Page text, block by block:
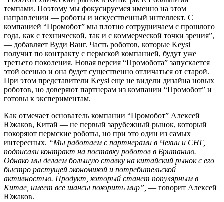
темпами. Поэтому мы фокусируемся именно на этом
направлении — роботы и искусственный интеллект. С
компанией “Промобот” мы плотно сотрудничаем с прошлого
года, как с технической, так и с коммерческой точки зрения”,
— добавляет Вуди Ванг. Часть роботов, которые Keysi
получит по контракту с пермской компанией, будут уже
третьего поколения. Новая версия “Промобота” запускается
этой осенью и она будет существенно отличаться от старой.
При этом представители Keysi еще не видели дизайна новых
роботов, но доверяют партнерам из компании “Промобот” и
готовы к экспериментам.
Как отмечает основатель компании “Промобот” Алексей
Южаков, Китай — не первый зарубежный рынок, который
покоряют пермские роботы, но при это один из самых
интересных. “Мы работаем с партнерами в Чехии и СНГ,
подписали контракт на поставку роботов в Британию.
Однако мы делаем большую ставку на китайский рынок с его
быстро растущей экономикой и потребительской
активностью. Продукт, который станет популярным в
Китае, имеет все шансы покорить мир”, — говорит Алексей
Южаков.